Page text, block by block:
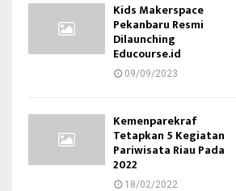
Kids Makerspace
Pekanbaru Resmi
Dilaunching
Educourse.id
09/09/2023
Kemenparekraf
Tetapkan 5 Kegiatan
Pariwisata Riau Pada
2022
18/02/2022